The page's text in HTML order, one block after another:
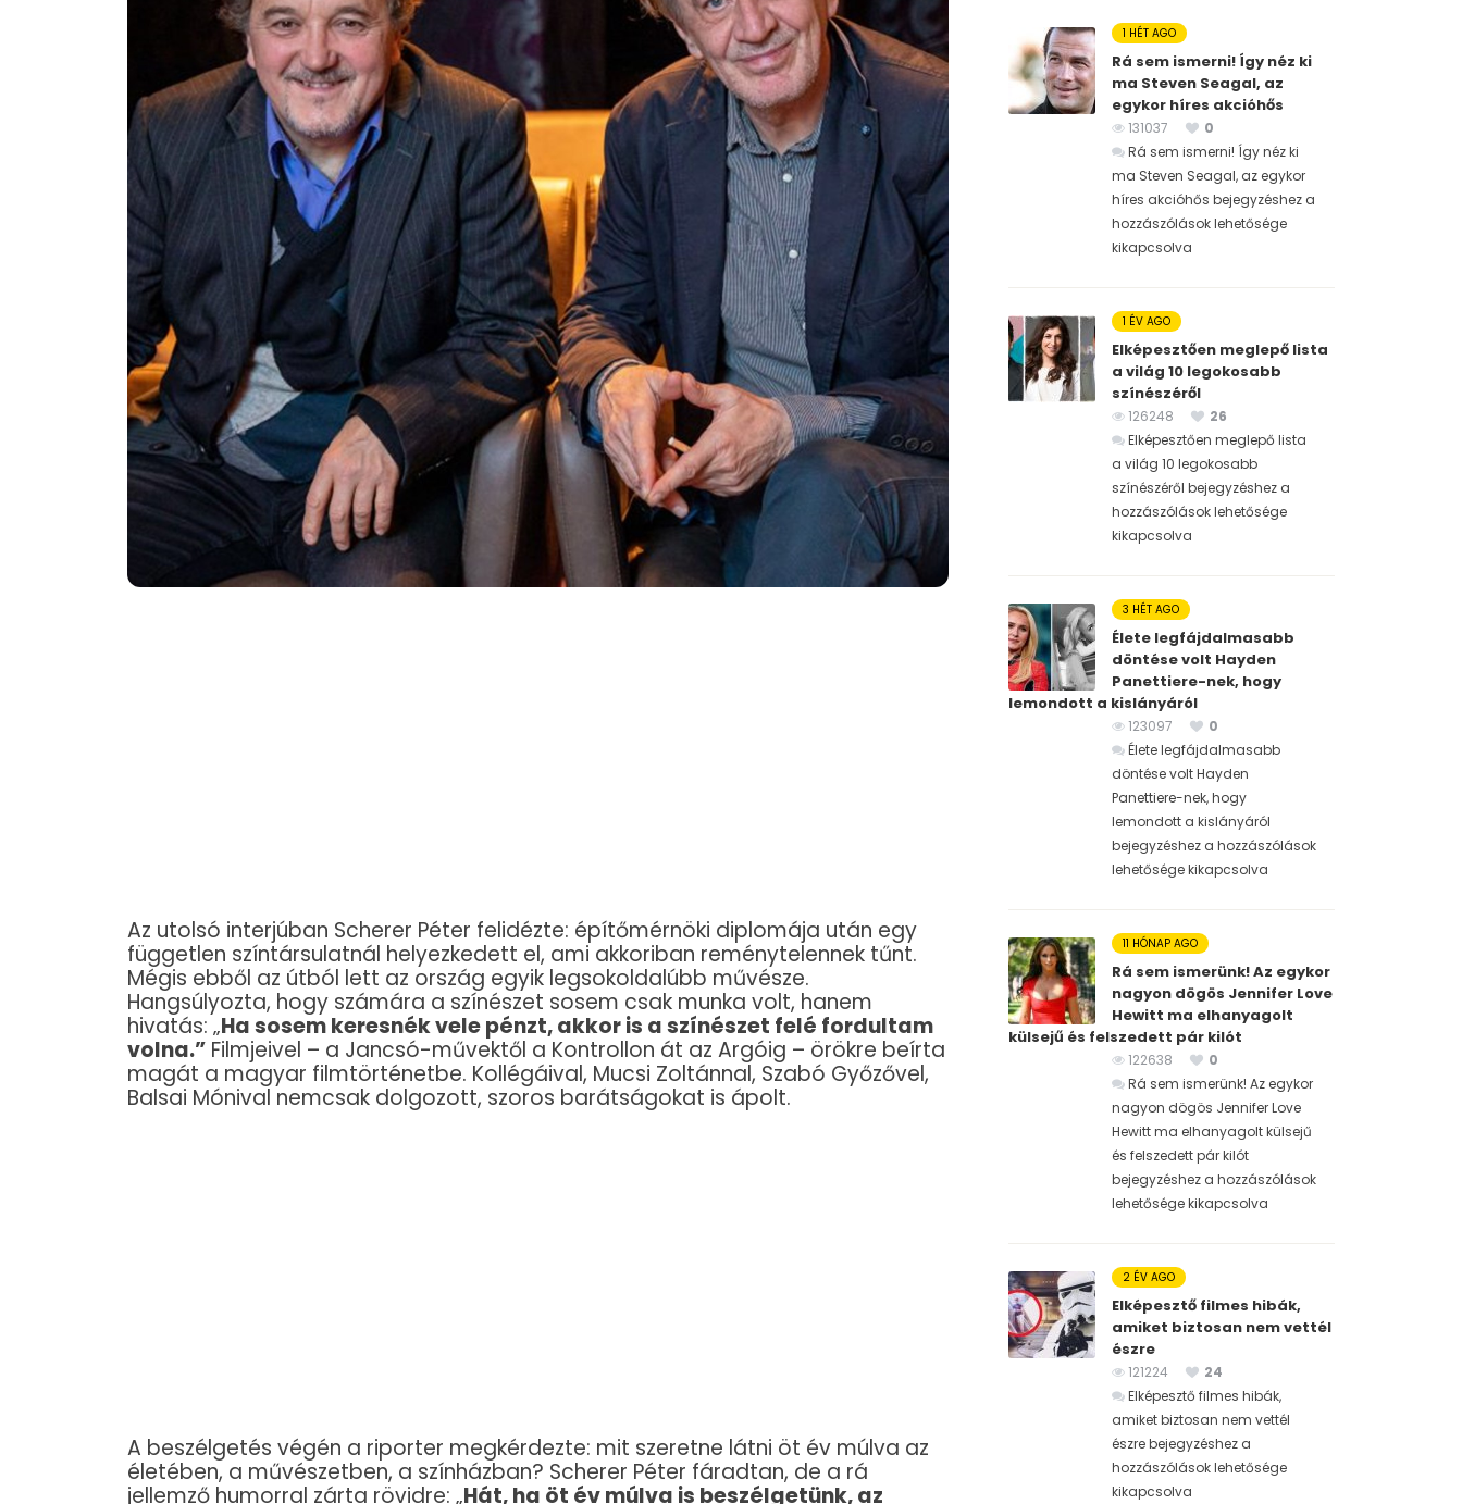
Az utolsó interjúban Scherer Péter felidézte: építőmérnöki diplomája után egy
független színtársulatnál helyezkedett el, ami akkoriban reménytelennek tűnt.
Mégis ebből az útból lett az ország egyik legsokoldalúbb művésze.
Hangsúlyozta, hogy számára a színészet sosem csak munka volt, hanem
hivatás: „Ha sosem keresnék vele pénzt, akkor is a színészet felé fordultam
volna.” Filmjeivel – a Jancsó-művektől a Kontrollon át az Argóig – örökre beírta
magát a magyar filmtörténetbe. Kollégáival, Mucsi Zoltánnal, Szabó Győzővel,
Balsai Mónival nemcsak dolgozott, szoros barátságokat is ápolt.
A beszélgetés végén a riporter megkérdezte: mit szeretne látni öt év múlva az
életében, a művészetben, a színházban? Scherer Péter fáradtan, de a rá
jellemző humorral zárta rövidre: „Hát, ha öt év múlva is beszélgetünk, az
1 HÉT AGO
Rá sem ismerni! Így néz ki
ma Steven Seagal, az
egykor híres akcióhős
131037
0
Rá sem ismerni! Így néz ki
ma Steven Seagal, az egykor
híres akcióhős bejegyzéshez a
hozzászólások lehetősége
kikapcsolva
1 ÉV AGO
Elképesztően meglepő lista
a világ 10 legokosabb
színészéről
126248
26
Elképesztően meglepő lista
a világ 10 legokosabb
színészéről bejegyzéshez a
hozzászólások lehetősége
kikapcsolva
3 HÉT AGO
Élete legfájdalmasabb
döntése volt Hayden
Panettiere-nek, hogy
lemondott a kislányáról
123097
0
Élete legfájdalmasabb
döntése volt Hayden
Panettiere-nek, hogy
lemondott a kislányáról
bejegyzéshez a hozzászólások
lehetősége kikapcsolva
11 HÓNAP AGO
Rá sem ismerünk! Az egykor
nagyon dögös Jennifer Love
Hewitt ma elhanyagolt
külsejű és felszedett pár kilót
122638
0
Rá sem ismerünk! Az egykor
nagyon dögös Jennifer Love
Hewitt ma elhanyagolt külsejű
és felszedett pár kilót
bejegyzéshez a hozzászólások
lehetősége kikapcsolva
2 ÉV AGO
Elképesztő filmes hibák,
amiket biztosan nem vettél
észre
121224
24
Elképesztő filmes hibák,
amiket biztosan nem vettél
észre bejegyzéshez a
hozzászólások lehetősége
kikapcsolva